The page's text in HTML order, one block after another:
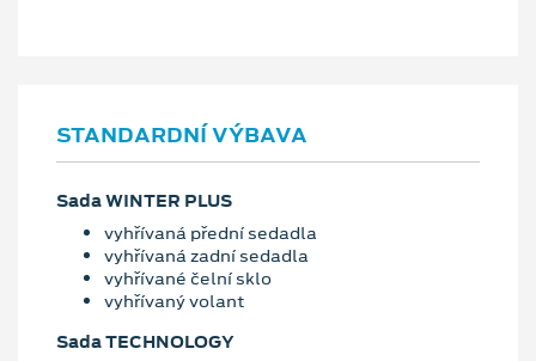
STANDARDNÍ VÝBAVA
Sada WINTER PLUS
vyhřívaná přední sedadla
vyhřívaná zadní sedadla
vyhřívané čelní sklo
vyhřívaný volant
Sada TECHNOLOGY